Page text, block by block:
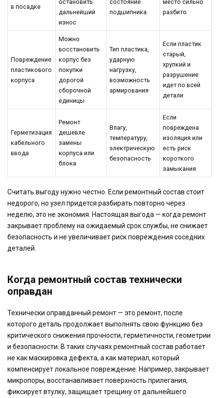
в посадке
остановить
дальнейший
износ
состояние
подшипника
место сильно
разбито
Повреждение
пластикового
корпуса
Можно
восстановить
корпус без
покупки
дорогой
сборочной
единицы
Тип пластика,
ударную
нагрузку,
возможность
армирования
Если пластик
старый,
хрупкий и
разрушение
идет по всей
детали
Герметизация
кабельного
ввода
Ремонт
дешевле
замены
корпуса или
блока
Влагу,
температуру,
электрическую
безопасность
Если
повреждена
изоляция или
есть риск
короткого
замыкания
Считать выгоду нужно честно. Если ремонтный состав стоит
недорого, но узел придется разбирать повторно через
неделю, это не экономия. Настоящая выгода — когда ремонт
закрывает проблему на ожидаемый срок службы, не снижает
безопасность и не увеличивает риск повреждения соседних
деталей.
Когда ремонтный состав технически
оправдан
Технически оправданный ремонт — это ремонт, после
которого деталь продолжает выполнять свою функцию без
критического снижения прочности, герметичности, геометрии
и безопасности. В таких случаях ремонтный состав работает
не как маскировка дефекта, а как материал, который
компенсирует локальное повреждение. Например, закрывает
микропоры, восстанавливает поверхность прилегания,
фиксирует втулку, защищает трещину от дальнейшего